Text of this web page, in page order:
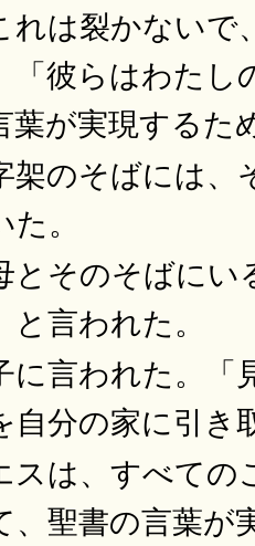
れは裂かない
「彼らはわたし
葉が実現するた
架のそばには
。
とそのそばにい
言われた。
に言われた。
分の家に引き
スは、すべて
聖書の言葉が